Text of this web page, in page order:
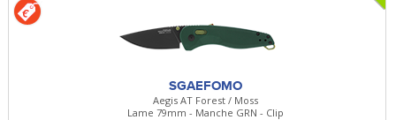
SGAEFOMO
Aegis AT Forest / Moss
Lame 79mm - Manche GRN - Clip